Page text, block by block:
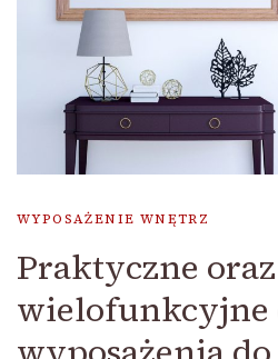
WYPOSAŻENIE WNĘTRZ
Praktyczne oraz
wielofunkcyjne